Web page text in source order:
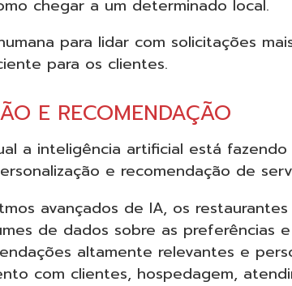
chegar a um determinado local.
para lidar com solicitações
para os clientes.
E RECOMENDAÇÃO
a inteligência artificial está fazendo
e recomendação de
avançados de IA, os
de dados sobre as preferências
altamente relevantes e
com clientes, hospedagem,